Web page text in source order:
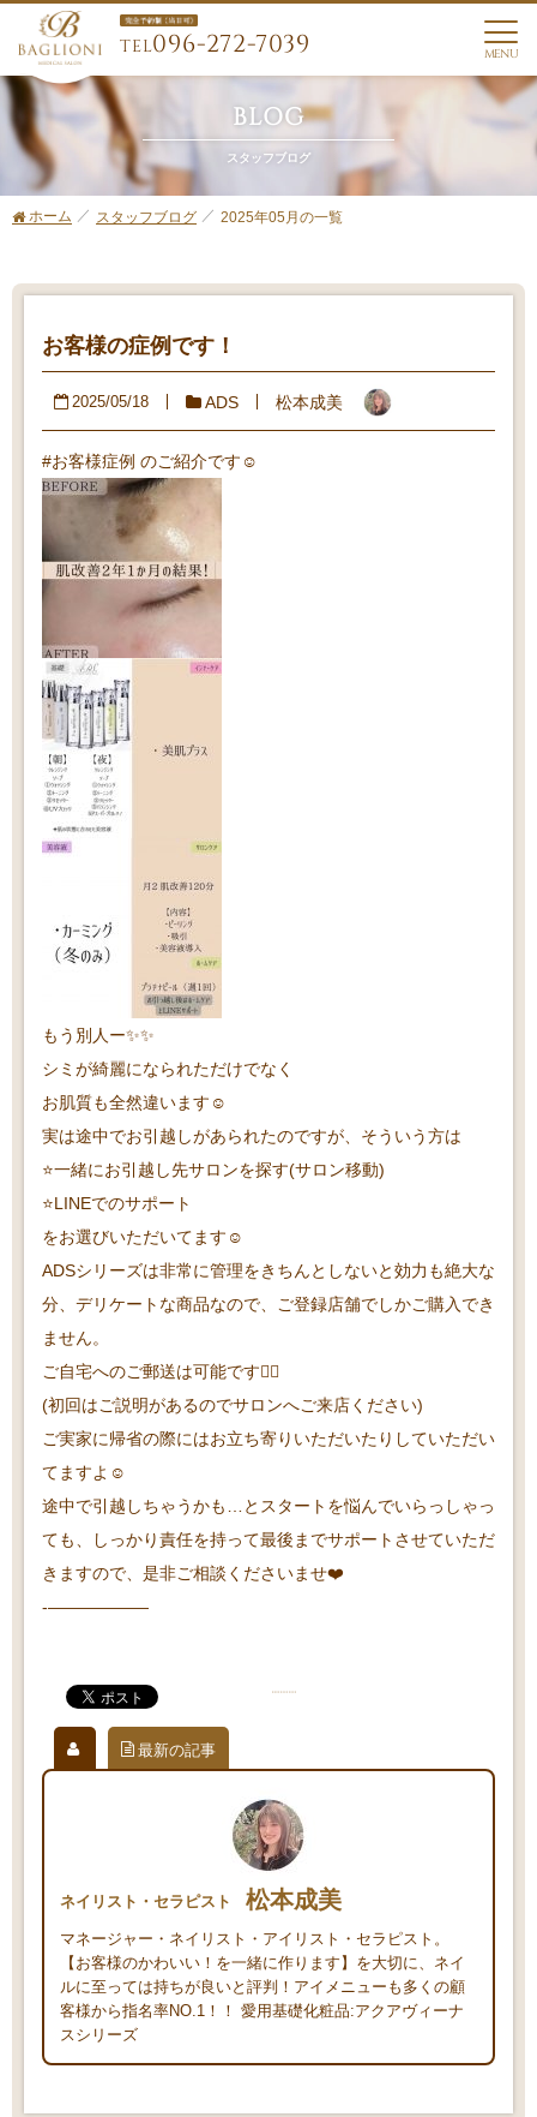
TEL096-272-7039 MENU
BLOG
スタッフブログ
ホーム スタッフブログ 2025年05月の一覧
お客様の症例です！
2025/05/18 ADS 松本成美
#お客様症例 のご紹介です☺️
もう別人ー✨✨
シミが綺麗になられただけでなく
お肌質も全然違います☺️
実は途中でお引越しがあられたのですが、そういう方は
⭐️一緒にお引越し先サロンを探す(サロン移動)
⭐️LINEでのサポート
をお選びいただいてます☺️
ADSシリーズは非常に管理をきちんとしないと効力も絶大な
分、デリケートな商品なので、ご登録店舗でしかご購入でき
ません。
ご自宅へのご郵送は可能です🙆‍♀️
(初回はご説明があるのでサロンへご来店ください)
ご実家に帰省の際にはお立ち寄りいただいたりしていただい
てますよ☺️
途中で引越しちゃうかも…とスタートを悩んでいらっしゃっ
ても、しっかり責任を持って最後までサポートさせていただ
きますので、是非ご相談くださいませ❤️
-——————
最新の記事
ネイリスト・セラピスト 松本成美
マネージャー・ネイリスト・アイリスト・セラピスト。
【お客様のかわいい！を一緒に作ります】を大切に、ネイ
ルに至っては持ちが良いと評判！アイメニューも多くの顧
客様から指名率NO.1！！ 愛用基礎化粧品:アクアヴィーナ
スシリーズ